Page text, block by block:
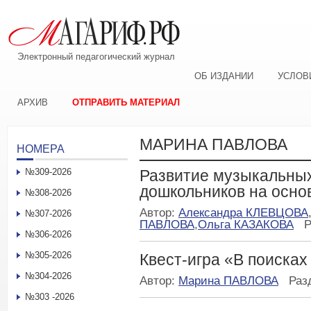
Электронный педагогический журнал
ОБ ИЗДАНИИ
АРХИВ ОТПРАВИТЬ МАТЕРИАЛ
МАРИНА ПАВЛОВА
Развитие
дошкольников на
Автор: Александра КЛЕВЦОВА,
ПАВЛОВА,Ольга КАЗАКОВА
Квест-игра «В
Автор: Марина ПАВЛОВА
НОМЕРА
№309-2026
№308-2026
№307-2026
№306-2026
№305-2026
№304-2026
№303 -2026